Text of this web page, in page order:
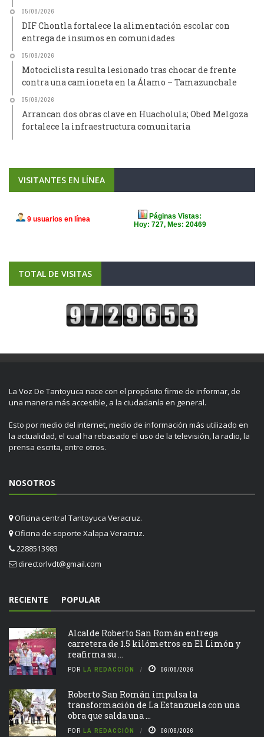
05/08/2026
DIF Chontla fortalece la alimentación escolar con
entrega de insumos en comunidades
05/08/2026
Motociclista resulta lesionado tras chocar de frente
contra una camioneta en la Álamo – Tamazunchale
05/08/2026
Arrancan dos obras clave en Huacholula; Obed Melgoza
fortalece la infraestructura comunitaria
VISITANTES EN LÍNEA
TOTAL DE VISITAS
La Voz De Tantoyuca nace con el propósito firme de informar, de
una manera más accesible, a la ciudadanía en general.
Esto por medio del internet, medio de información más utilizado en
la actualidad, el cual ha rebasado el uso de la televisión, la radio, la
prensa escrita, entre otros.
NOSOTROS
Oficina central Tantoyuca Veracruz.
Oficina de soporte Xalapa Veracruz.
2288513983
directorlvdt@gmail.com
RECIENTE POPULAR
Alcalde Roberto San Román entrega
carretera de 1.5 kilómetros en El Limón y
reafirma su ...
POR LA REDACCIÓN 06/08/2026
Roberto San Román impulsa la
transformación de La Estanzuela con una
obra que salda una ...
POR LA REDACCIÓN 06/08/2026